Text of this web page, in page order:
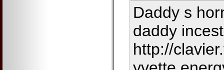
Daddy s
daddy
http://